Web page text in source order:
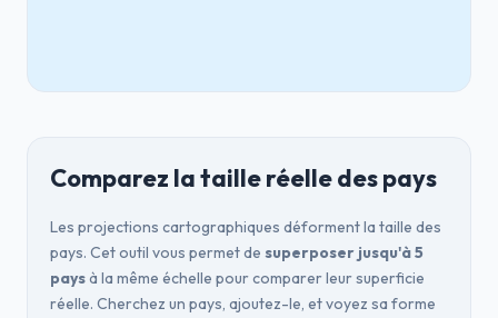
Comparez la taille réelle des pays
Les projections cartographiques déforment la taille des
pays. Cet outil vous permet de superposer jusqu'à 5
paysà la même échelle pour comparer leur superficie
réelle. Cherchez un pays, ajoutez-le, et voyez sa forme